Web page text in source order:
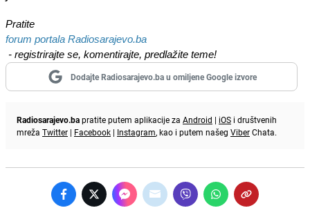
Pratite
forum portala Radiosarajevo.ba
- registrirajte se, komentirajte, predlažite teme!
Dodajte Radiosarajevo.ba u omiljene Google izvore
Radiosarajevo.bapratite putem aplikacije za Android | iOS i društvenih
mreža Twitter | Facebook | Instagram, kao i putem našeg ViberChata.